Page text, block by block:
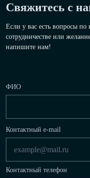
Свяжитесь с
Если у вас есть вопросы
сотрудничестве или
напишите нам!
ФИО
Контактный e-mail
Контактный телефон